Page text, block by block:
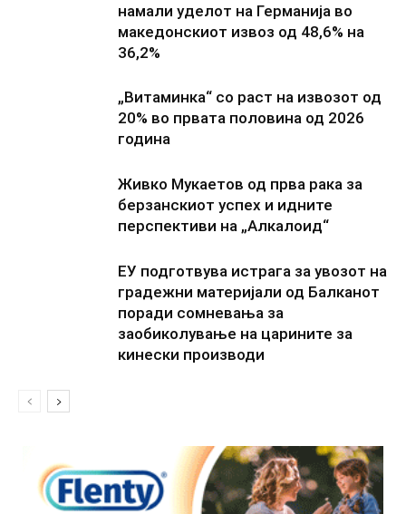
намали уделот на Германија во
македонскиот извоз од 48,6% на
36,2%
„Витаминка“ со раст на извозот од
20% во првата половина од 2026
година
Живко Мукаетов од прва рака за
берзанскиот успех и идните
перспективи на „Алкалоид“
ЕУ подготвува истрага за увозот на
градежни материјали од Балканот
поради сомневања за
заобиколување на царините за
кинески производи